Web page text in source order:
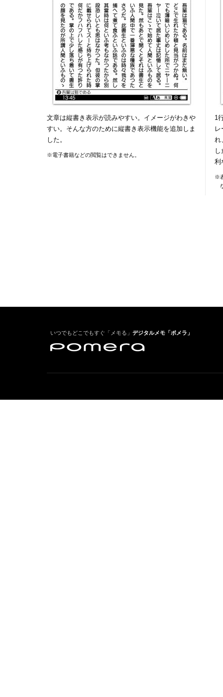
文章は縦書き表示が読みやすい。イメージがわきや
すい。そんな方のために縦書き表示機能を追加しま
した。
※電子書籍などの閲覧はできません。
1
れ
利
※
いつでもどこでもすぐ「メモる」 デジタルメモ「ポメラ」